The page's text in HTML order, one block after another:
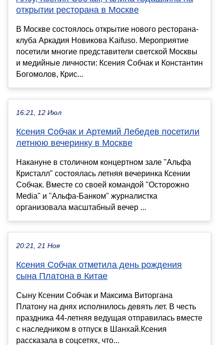
открытии ресторана в Москве
В Москве состоялось открытие нового ресторана-
клуба Аркадия Новикова Kaifuso. Мероприятие
посетили многие представители светской Москвы
и медийные личности: Ксения Собчак и Константин
Богомолов, Крис...
16:21, 12 Июл
Ксения Собчак и Артемий Лебедев посетили
летнюю вечеринку в Москве
Накануне в столичном концертном зале "Альфа
Кристалл" состоялась летняя вечеринка Ксении
Собчак. Вместе со своей командой "Осторожно
Media" и "Альфа-Банком" журналистка
организовала масштабный вечер ...
20:21, 21 Ноя
Ксения Собчак отметила день рождения
сына Платона в Китае
Сыну Ксении Собчак и Максима Виторгана
Платону на днях исполнилось девять лет. В честь
праздника 44-летняя ведущая отправилась вместе
с наследником в отпуск в Шанхай.Ксения
рассказала в соцсетях, что...